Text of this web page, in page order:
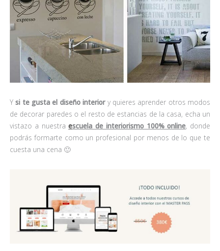
Ysi te gusta el diseño interiory quieres aprender otros modos
de decorar paredes o el resto de estancias de la casa, echa un
vistazo a nuestraescuela de interiorismo 100% online, donde
podrás formarte como un profesional por menos de lo que te
cuesta una cena 🙂